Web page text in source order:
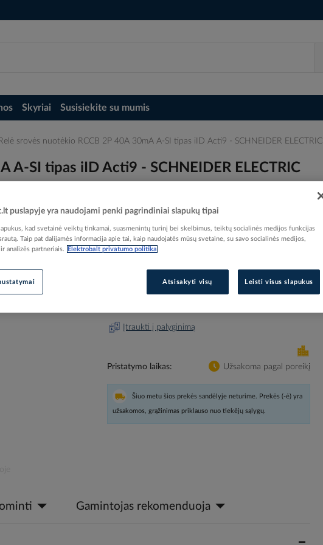
Skyriai Susisiekite su mumis
Relė srovės nuotėkio RCCB 2P 40A 30mA A-SI tipas iID Acti9 - SCHNEIDER ELECTRIC
A-SI tipas iID Acti9 - SCHNEIDER ELECTRIC
Elektrobalt prekės kodas
075435
EAN kodas
Gamintojo prekės kodas
A9R61240
Prisijunkite, norėdami pamatyti kainas
Įtraukti į palyginimą
Pristatymo laikas Užsakoma pagal poreikį
Šiuo metu šios prekės sandėlyje neturime. Prekės (-ė) yra
užsakomos, grąžinimas priklauso nuo tiekėjų sąlygų.
Gamintojas rekomenduoja
puslapyje yra naudojami penki pagrindiniai slapukų tipai
kad svetainė veiktų tinkamai, suasmenintų turinį bei skelbimus, teiktų socialinės medijos funkcijas
Taip pat dalijamės informacija apie tai, kaip naudojatės mūsų svetaine, su savo socialinės medijos,
analizės partneriais.
Elektrobalt privatumo politika
Atsisakyti visų Leisti visus slapukus